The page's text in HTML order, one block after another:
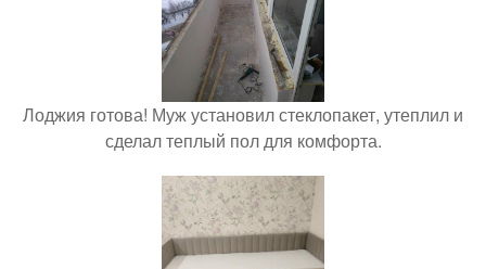
Лоджия готова! Муж установил стеклопакет, утеплил и
сделал теплый пол для комфорта.